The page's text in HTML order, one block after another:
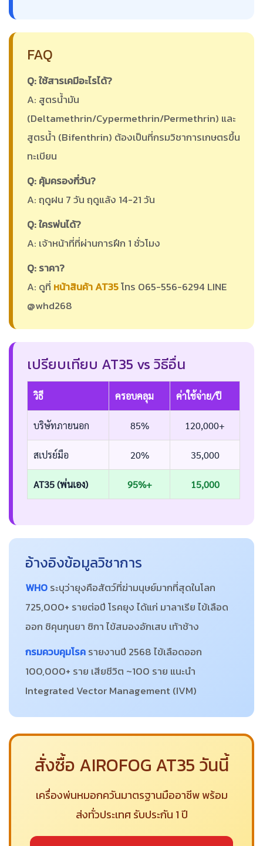
FAQ
Q: ใช้สารเคมีอะไรได้?
A: สูตรน้ำมัน
(Deltamethrin/Cypermethrin/Permethrin) และ
สูตรน้ำ (Bifenthrin) ต้องเป็นที่กรมวิชาการเกษตรขึ้น
ทะเบียน
Q: คุ้มครองกี่วัน?
A: ฤดูฝน 7 วัน ฤดูแล้ง 14-21 วัน
Q: ใครพ่นได้?
A: เจ้าหน้าที่ที่ผ่านการฝึก 1 ชั่วโมง
Q: ราคา?
A: ดูที่ หน้าสินค้า AT35โทร 065-556-6294 LINE
@whd268
เปรียบเทียบ AT35 vs วิธีอื่น
วิธี ครอบคลุม ค่าใช้จ่าย/ปี
บริษัทภายนอก 85% 120,000+
สเปรย์มือ 20% 35,000
AT35 (พ่นเอง) 95%+ 15,000
อ้างอิงข้อมูลวิชาการ
WHOระบุว่ายุงคือสัตว์ที่ฆ่ามนุษย์มากที่สุดในโลก
725,000+ รายต่อปี โรคยุง ได้แก่ มาลาเรีย ไข้เลือด
ออก ชิคุนกุนยา ซิกา ไข้สมองอักเสบ เท้าช้าง
กรมควบคุมโรครายงานปี 2568 ไข้เลือดออก
100,000+ ราย เสียชีวิต ~100 ราย แนะนำ
Integrated Vector Management (IVM)
สั่งซื้อ AIROFOG AT35 วันนี้
เครื่องพ่นหมอกควันมาตรฐานมืออาชีพ พร้อม
ส่งทั่วประเทศ รับประกัน 1 ปี